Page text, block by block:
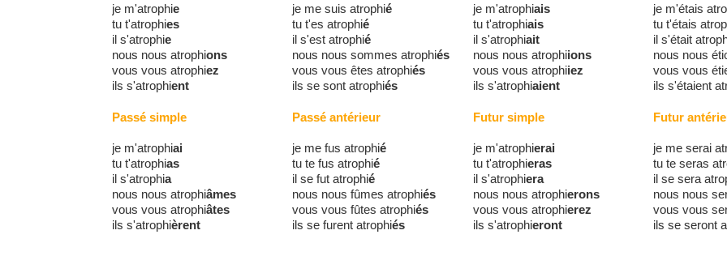
je m'atrophie
tu t'atrophies
il s'atrophie
nous nous atrophions
vous vous atrophiez
ils s'atrophient
je me suis atrophié
tu t'es atrophié
il s'est atrophié
nous nous sommes atrophiés
vous vous êtes atrophiés
ils se sont atrophiés
je m'atrophiais
tu t'atrophiais
il s'atrophiait
nous nous atrophiions
vous vous atrophiiez
ils s'atrophiaient
je m'étais
tu t'étais
il s'était
nous nous
vous vous
ils s'étaient
Passé simple
je m'atrophiai
tu t'atrophias
il s'atrophia
nous nous atrophiâmes
vous vous atrophiâtes
ils s'atrophièrent
Passé antérieur
je me fus atrophié
tu te fus atrophié
il se fut atrophié
nous nous fûmes atrophiés
vous vous fûtes atrophiés
ils se furent atrophiés
Futur simple
je m'atrophierai
tu t'atrophieras
il s'atrophiera
nous nous atrophierons
vous vous atrophierez
ils s'atrophieront
Futur
je me serai
tu te seras
il se sera
nous nous
vous vous
ils se seront